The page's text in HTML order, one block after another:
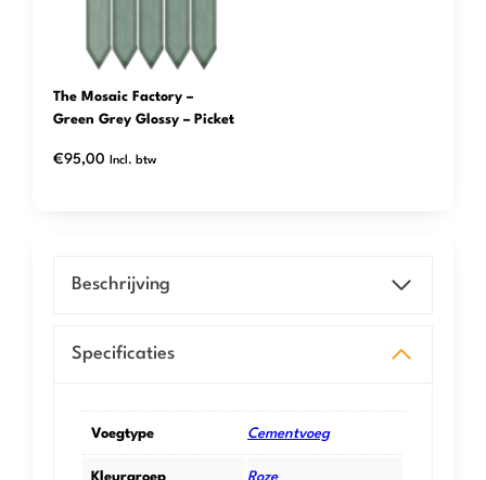
The Mosaic Factory –
Green Grey Glossy – Picket
€95,00 Incl. btw
Beschrijving
Specificaties
Voegtype Cementvoeg
Kleurgroep Roze